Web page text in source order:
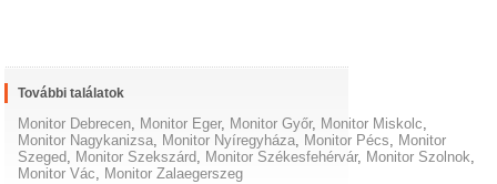
További találatok
Monitor Debrecen, Monitor Eger, Monitor Győr, Monitor Miskolc,
Monitor Nagykanizsa, Monitor Nyíregyháza, Monitor Pécs, Monitor
Szeged, Monitor Szekszárd, Monitor Székesfehérvár, Monitor Szolnok,
Monitor Vác, Monitor Zalaegerszeg